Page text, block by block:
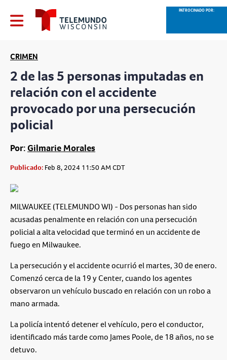
PATROCINADO POR:
CRIMEN
2 de las 5 personas imputadas en
relación con el accidente
provocado por una persecución
policial
Por: Gilmarie Morales
Publicado: Feb 8, 2024 11:50 AM CDT
MILWAUKEE (TELEMUNDO WI) - Dos personas han sido
acusadas penalmente en relación con una persecución
policial a alta velocidad que terminó en un accidente de
fuego en Milwaukee.
La persecución y el accidente ocurrió el martes, 30 de enero.
Comenzó cerca de la 19 y Center, cuando los agentes
observaron un vehículo buscado en relación con un robo a
mano armada.
La policía intentó detener el vehículo, pero el conductor,
identificado más tarde como James Poole, de 18 años, no se
detuvo.